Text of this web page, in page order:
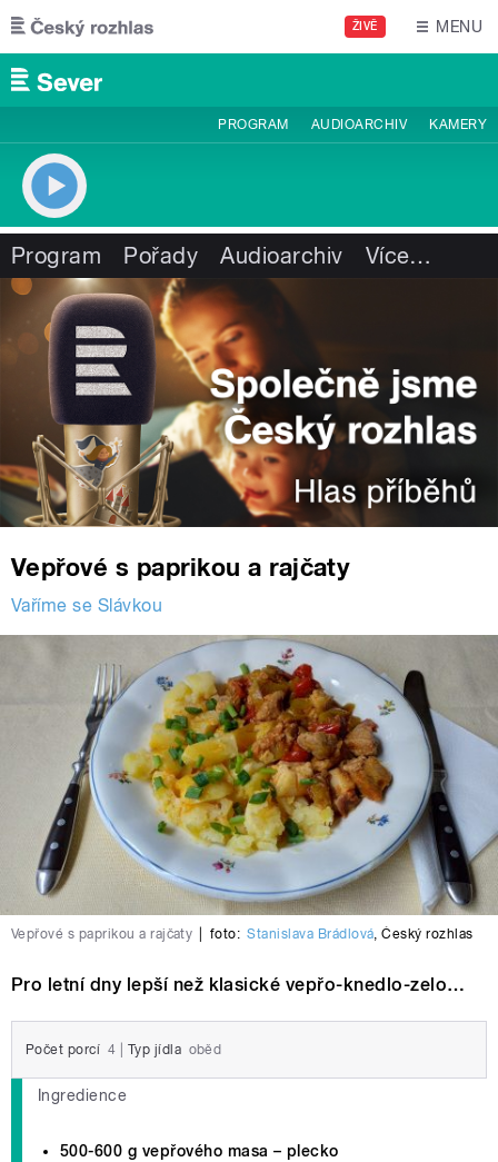
Přejít k hlavnímu obsahu
ŽIVĚ MENU
PROGRAM AUDIOARCHIV KAMERY
Program Pořady Audioarchiv Více…
Vepřové s paprikou a rajčaty
Vaříme se Slávkou
Vepřové s paprikou a rajčaty foto: Stanislava Brádlová,Český rozhlas
Pro letní dny lepší než klasické vepřo-knedlo-zelo…
Počet porcí 4 Typ jídla oběd
Ingredience
500-600 g vepřového masa – plecko